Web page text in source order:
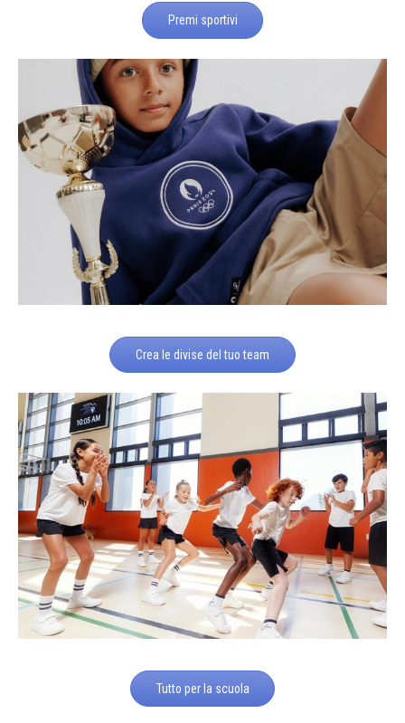
Premi sportivi
Crea le divise del tuo team
Tutto per la scuola